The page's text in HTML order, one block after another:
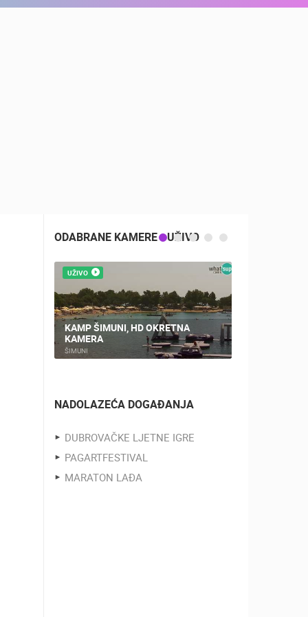
DOGAĐANJA I ZANIMLJIVOSTI
ODABRANE KAMERE - UŽIVO
UŽIVO
KAMP ŠIMUNI, HD OKRETNA
KAMERA
ŠIMUNI
NADOLAZEĆA DOGAĐANJA
DUBROVAČKE LJETNE IGRE
PAGARTFESTIVAL
MARATON LAĐA